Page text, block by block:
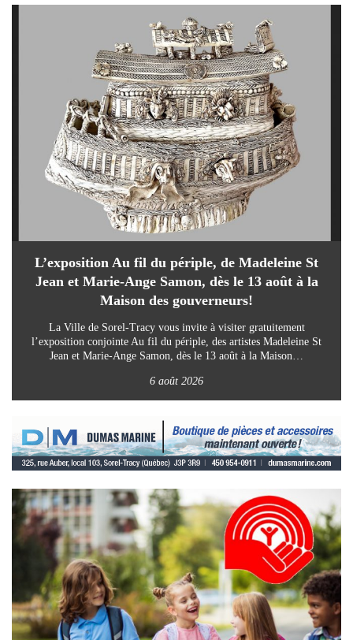
L’exposition Au fil du périple, de Madeleine St
Jean et Marie-Ange Samon, dès le 13 août à la
Maison des gouverneurs!
La Ville de Sorel-Tracy vous invite à visiter gratuitement
l’exposition conjointe Au fil du périple, des artistes Madeleine St
Jean et Marie-Ange Samon, dès le 13 août à la Maison…
6 août 2026